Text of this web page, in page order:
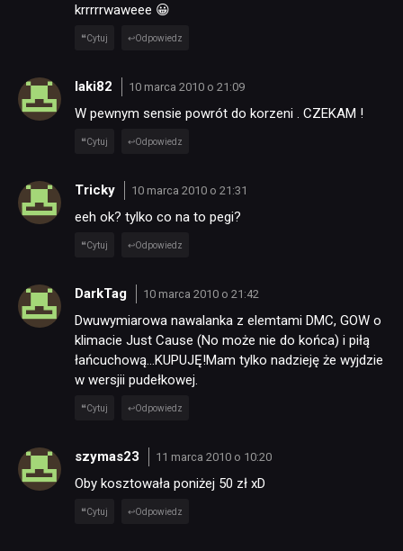
krrrrrwaweee 😀
Cytuj Odpowiedz
laki82 10 marca 2010 o 21:09
W pewnym sensie powrót do korzeni . CZEKAM !
Cytuj Odpowiedz
Tricky 10 marca 2010 o 21:31
eeh ok? tylko co na to pegi?
Cytuj Odpowiedz
DarkTag 10 marca 2010 o 21:42
Dwuwymiarowa nawalanka z elemtami DMC, GOW o
klimacie Just Cause (No może nie do końca) i piłą
łańcuchową…KUPUJĘ!Mam tylko nadzieję że wyjdzie
w wersjii pudełkowej.
Cytuj Odpowiedz
szymas23 11 marca 2010 o 10:20
Oby kosztowała poniżej 50 zł xD
Cytuj Odpowiedz